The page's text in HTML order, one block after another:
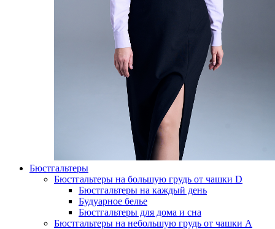
Бюстгальтеры
Бюстгальтеры на большую грудь от чашки D
Бюстгальтеры на каждый день
Будуарное белье
Бюстгальтеры для дома и сна
Бюстгальтеры на небольшую грудь от чашки А